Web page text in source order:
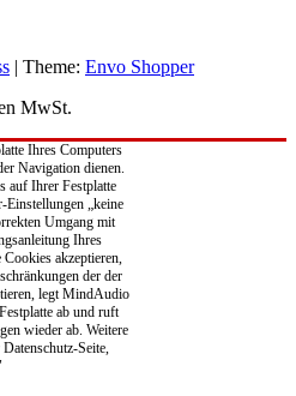
| Theme: Envo Shopper
MwSt.
Ihres Computers
Navigation dienen.
auf Ihrer Festplatte
„keine
Umgang mit
Ihres
akzeptieren,
der der
legt MindAudio
ab und ruft
wieder ab. Weitere
Seite,